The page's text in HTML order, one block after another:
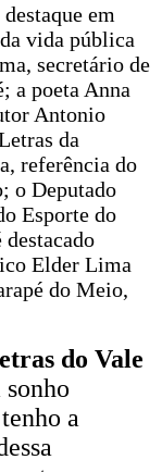
em
vida pública
secretário de
a poeta Anna
Antonio
da
referência do
o Deputado
Esporte do
Elder Lima
do Meio,
do Vale
a